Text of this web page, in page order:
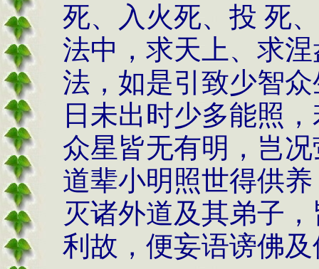
死、入火死、投 死
法中，求天上、求
法，如是引致少智
日未出时少多能照
众星皆无有明，岂
道辈小明照世得供
灭诸外道及其弟子
利故，便妄语谤佛